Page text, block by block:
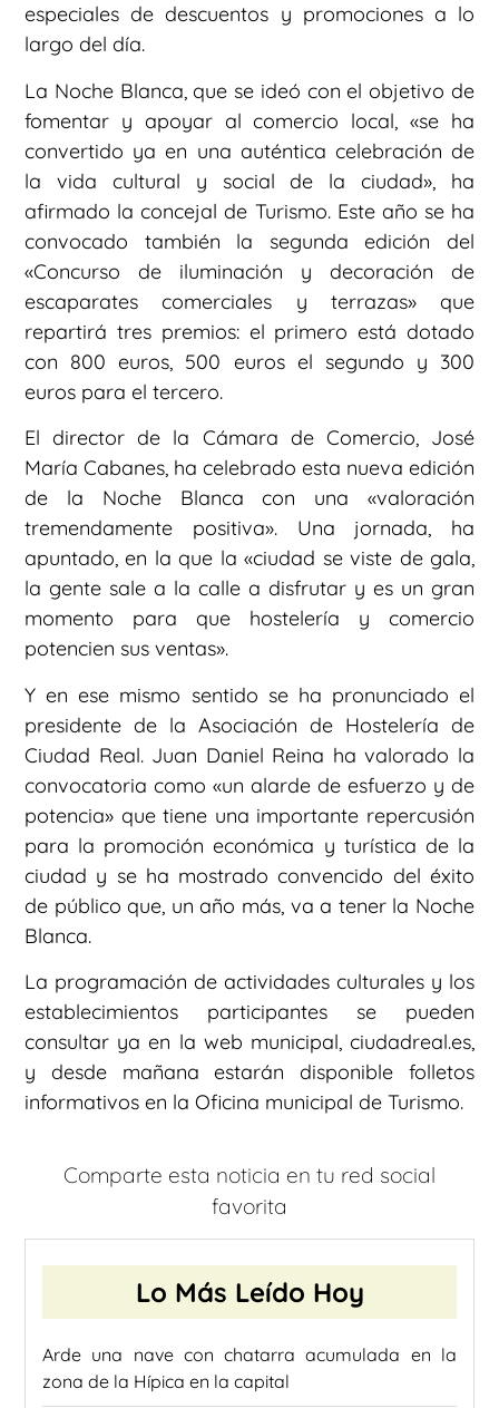
especiales de descuentos y promociones a lo
largo del día.
La Noche Blanca, que se ideó con el objetivo de
fomentar y apoyar al comercio local, «se ha
convertido ya en una auténtica celebración de
la vida cultural y social de la ciudad», ha
afirmado la concejal de Turismo. Este año se ha
convocado también la segunda edición del
«Concurso de iluminación y decoración de
escaparates comerciales y terrazas» que
repartirá tres premios: el primero está dotado
con 800 euros, 500 euros el segundo y 300
euros para el tercero.
El director de la Cámara de Comercio, José
María Cabanes, ha celebrado esta nueva edición
de la Noche Blanca con una «valoración
tremendamente positiva». Una jornada, ha
apuntado, en la que la «ciudad se viste de gala,
la gente sale a la calle a disfrutar y es un gran
momento para que hostelería y comercio
potencien sus ventas».
Y en ese mismo sentido se ha pronunciado el
presidente de la Asociación de Hostelería de
Ciudad Real. Juan Daniel Reina ha valorado la
convocatoria como «un alarde de esfuerzo y de
potencia» que tiene una importante repercusión
para la promoción económica y turística de la
ciudad y se ha mostrado convencido del éxito
de público que, un año más, va a tener la Noche
Blanca.
La programación de actividades culturales y los
establecimientos participantes se pueden
consultar ya en la web municipal, ciudadreal.es,
y desde mañana estarán disponible folletos
informativos en la Oficina municipal de Turismo.
Comparte esta noticia en tu red social
favorita
Lo Más Leído Hoy
Arde una nave con chatarra acumulada en la
zona de la Hípica en la capital